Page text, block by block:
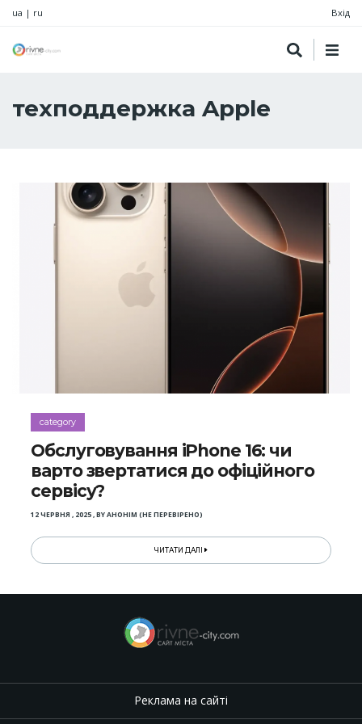
ua | ru Вхід
техподдержка Apple
category
Обслуговування iPhone 16: чи
варто звертатися до офіційного
сервісу?
12 ЧЕРВНЯ , 2025,BYАНОНІМ (НЕ ПЕРЕВІРЕНО)
ЧИТАТИ ДАЛІ
Реклама на сайті